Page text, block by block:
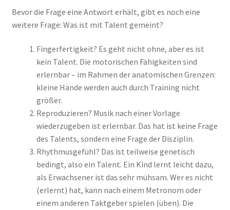
Bevor die Frage eine Antwort erhält, gibt es noch eine
weitere Frage: Was ist mit Talent gemeint?
Fingerfertigkeit? Es geht nicht ohne, aber es ist
kein Talent. Die motorischen Fähigkeiten sind
erlernbar – im Rahmen der anatomischen Grenzen:
kleine Hände werden auch durch Training nicht
größer.
Reproduzieren? Musik nach einer Vorlage
wiederzugeben ist erlernbar. Das hat ist keine Frage
des Talents, sondern eine Frage der Disziplin.
Rhythmusgefühl? Das ist teilweise genetisch
bedingt, also ein Talent. Ein Kind lernt leicht dazu,
als Erwachsener ist das sehr mühsam. Wer es nicht
(erlernt) hat, kann nach einem Metronom oder
einem anderen Taktgeber spielen (üben). Die